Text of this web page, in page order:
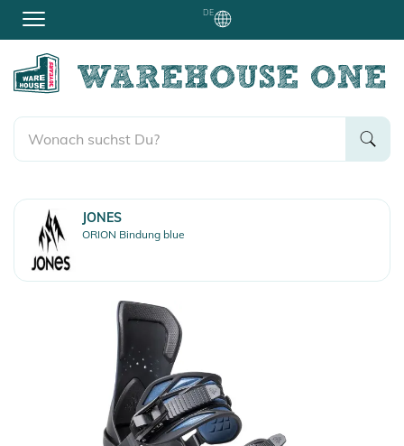
DE
JONES
ORION Bindung blue